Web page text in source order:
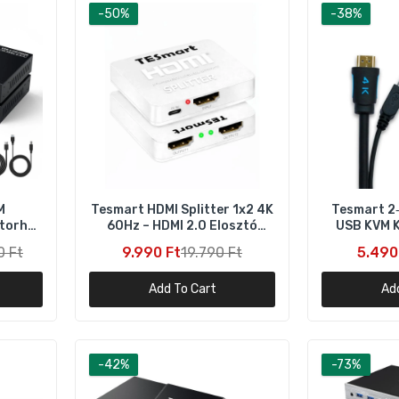
2‑az‑1‑ben HDMI + USB KVM Kábel – USB‑A ↔ USB‑B
5.490 Ft
HDMI Splitter 1×2 – 1 bemenet 2 kimenet 4K 60 Hz, EDID,
HDCP 2.2
Ft
UHD HDMI Switch 4×1 – 4 bemenet 1 kimenet 4K 60 Hz,
Dolby Vision
Ft
76.312 Ft
76.312 Ft
Ft
-50%
Tesmart HDMI Splitter 1x2 4K
60Hz – HDMI 2.0 Elosztó
9.990 Ft19.790 Ft
Add To Cart
-38%
Tesmart
USB KVM
-42% -73%